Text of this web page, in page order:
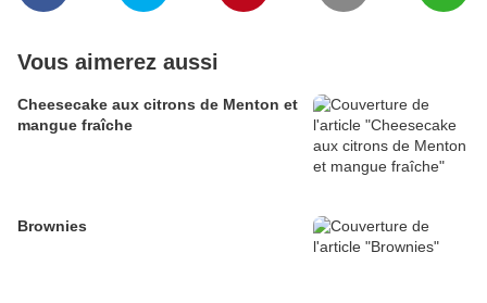
Vous aimerez aussi
Cheesecake aux citrons de Menton et
mangue fraîche
Brownies